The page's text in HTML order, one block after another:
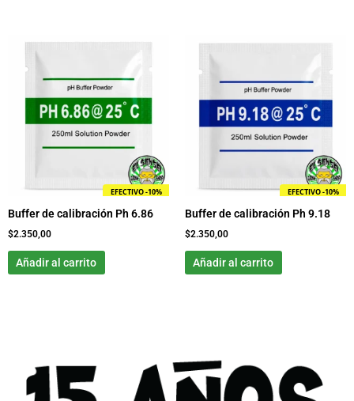
EFECTIVO -10%
Buffer de calibración Ph 6.86
$2.350,00
Añadir al carrito
EFECTIVO -10%
Buffer de calibración Ph 9.18
$2.350,00
Añadir al carrito